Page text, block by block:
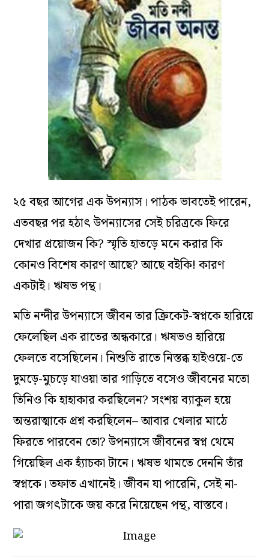
২৫ বছর আগের এক উপন্যাস। পাঠক ভাবতেই পারেন,
এতবছর পর হঠাৎ উপন্যাসের সেই চরিত্রকে ফিরে
দেখার প্রয়োজন কি? স্মৃতি হাতড়ে মনে করার কি
কোনও বিশেষ কারণ আছে? আছে বইকি! কারণ
একটাই। ঋষভ পন্থ।
মতি নন্দীর উপন্যাসে জীবন তার ক্রিকেট-স্বপ্নকে হারিয়ে
ফেলেছিল এক রাতের অন্ধকারে। ঋষভও হারিয়ে
ফেলতে বসেছিলেন। নিশুতি রাতে নিস্তব্ধ হাইওয়ে-তে
দুমড়ে-মুচড়ে যাওয়া তার গাড়িতে বসেও জীবনের মতো
তিনিও কি হাহাকার করছিলেন? সংশয় ব্যাকুল হয়ে
অন্তরাত্মাকে প্রশ্ন করছিলেন– আবার খেলার মাঠে
ফিরতে পারবেন তো? উপন্যাসে জীবনের স্বপ্ন থেমে
গিয়েছিল এক হ্যাঁচকা টানে। ঋষভ থামতে দেননি তাঁর
স্বপ্নকে। তফাত এখানেই। জীবন যা পারেনি, সেই না-
পারা জগৎটাকে জয় করে নিয়েছেন পন্থ, বাস্তবে।